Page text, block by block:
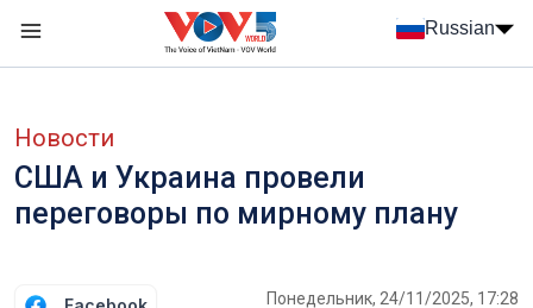
Russian
Новости
США и Украина провели
переговоры по мирному плану
Понедельник, 24/11/2025, 17:28